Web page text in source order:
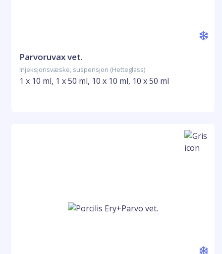
Parvoruvax vet.
Injeksjonsvæske, suspensjon (Hetteglass)
1 x 10 ml, 1 x 50 ml, 10 x 10 ml, 10 x 50 ml